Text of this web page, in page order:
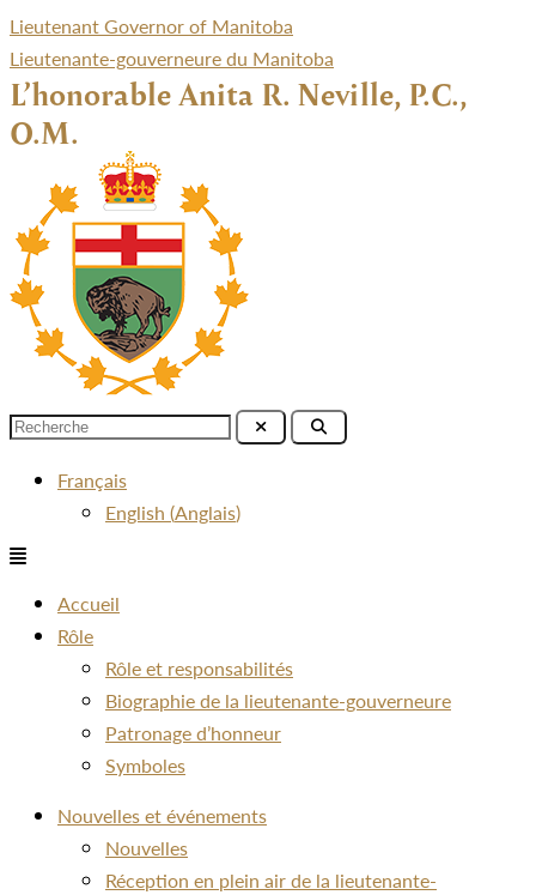
Lieutenant Governor of Manitoba
Lieutenante-gouverneure du Manitoba
L’honorable Anita R. Neville, P.C.,
O.M.
Menu
Français
English (Anglais)
Menu
Accueil
Rôle
Rôle et responsabilités
Biographie de la lieutenante-gouverneure
Patronage d’honneur
Symboles
Nouvelles et événements
Nouvelles
Réception en plein air de la lieutenante-